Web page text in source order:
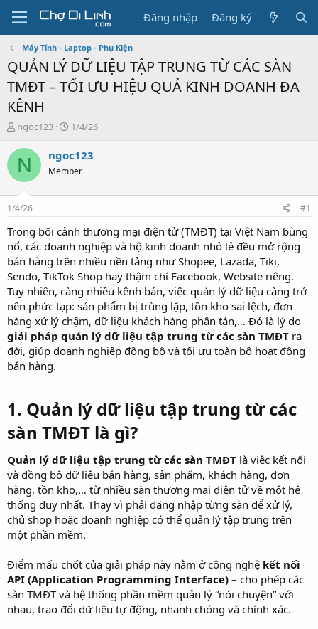
Đăng nhập Đăng ký
Máy Tính - Laptop - Phụ Kiện
QUẢN LÝ DỮ LIỆU TẬP TRUNG TỪ CÁC SÀN
TMĐT – TỐI ƯU HIỆU QUẢ KINH DOANH ĐA
KÊNH
T
r
e
a
s
t
a
r
t
e
r
ngoc123
N
à
g
1/4/26
N ngoc123
Member
1/4/26 #1
Trong bối cảnh thương mại điện tử (TMĐT) tại Việt Nam bùng
nổ, các doanh nghiệp và hộ kinh doanh nhỏ lẻ đều mở rộng
bán hàng trên nhiều nền tảng như Shopee, Lazada, Tiki,
Sendo, TikTok Shop hay thậm chí Facebook, Website riêng.
Tuy nhiên, càng nhiều kênh bán, việc quản lý dữ liệu càng trở
nên phức tạp: sản phẩm bị trùng lặp, tồn kho sai lệch, đơn
hàng xử lý chậm, dữ liệu khách hàng phân tán,… Đó là lý do
giải pháp quản lý dữ liệu tập trung từ các sàn TMĐT ra
đời, giúp doanh nghiệp đồng bộ và tối ưu toàn bộ hoạt động
bán hàng.
1. Quản lý dữ liệu tập trung từ các
sàn TMĐT là gì?​
Quản lý dữ liệu tập trung từ các sàn TMĐT là việc kết nối
và đồng bộ dữ liệu bán hàng, sản phẩm, khách hàng, đơn
hàng, tồn kho,… từ nhiều sàn thương mại điện tử về một hệ
thống duy nhất. Thay vì phải đăng nhập từng sàn để xử lý,
chủ shop hoặc doanh nghiệp có thể quản lý tập trung trên
một phần mềm.
Điểm mấu chốt của giải pháp này nằm ở công nghệ kết nối
API (Application Programming Interface) – cho phép các
sàn TMĐT và hệ thống phần mềm quản lý “nói chuyện” với
nhau, trao đổi dữ liệu tự động, nhanh chóng và chính xác.